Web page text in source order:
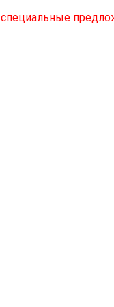
специальные